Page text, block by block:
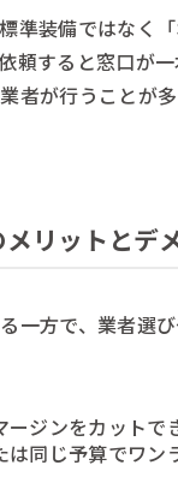
準装備ではなく
頼すると窓口が
者が行うことが
リットとデ
一方で、業者選
ージンをカット
同じ予算でワ